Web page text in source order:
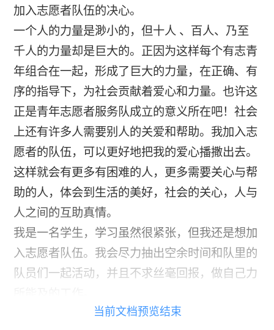
加入志愿者队伍的决心。
一个人的力量是渺小的，但十人 、百人、乃至
千人的力量却是巨大的。正因为这样每个有志青
年组合在一起，形成了巨大的力量，在正确、有
序的指导下，为社会贡献着爱心和力量。也许这
正是青年志愿者服务队成立的意义所在吧！社会
上还有许多人需要别人的关爱和帮助。我加入志
愿者的队伍，可以更好地把我的爱心播撒出去。
这样就会有更多有困难的人，更多需要关心与帮
助的人，体会到生活的美好，社会的关心，人与
人之间的互助真情。
我是一名学生，学习虽然很紧张，但我还是想加
入志愿者队伍。我会尽力抽出空余时间和队里的
队员们一起活动，并且不求丝毫回报，做自己力
我有个愿望：那就是希望有一天全世界都充满
当前文档预览结束